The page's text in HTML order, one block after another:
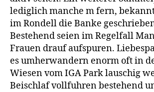
lediglich manche m fern,
im Rondell die Banke
Bestehend seien im Regelfall
Frauen drauf aufspuren.
es umherwandern enorm oft in
Wiesen vom IGA Park lauschig
Beischlaf vollfuhren bestehend